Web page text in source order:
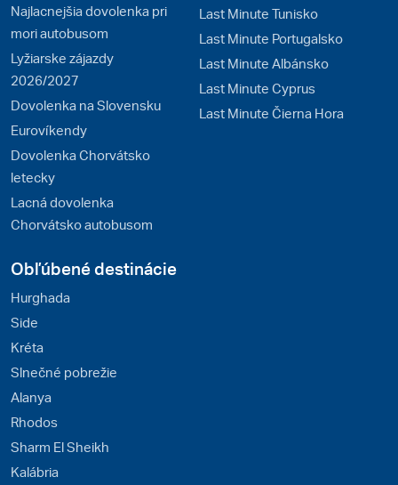
Najlacnejšia dovolenka pri
mori autobusom
Lyžiarske zájazdy
2026/2027
Dovolenka na Slovensku
Eurovíkendy
Dovolenka Chorvátsko
letecky
Lacná dovolenka
Chorvátsko autobusom
Last Minute Tunisko
Last Minute Portugalsko
Last Minute Albánsko
Last Minute Cyprus
Last Minute Čierna Hora
Obľúbené destinácie
Hurghada
Side
Kréta
Slnečné pobrežie
Alanya
Rhodos
Sharm El Sheikh
Kalábria